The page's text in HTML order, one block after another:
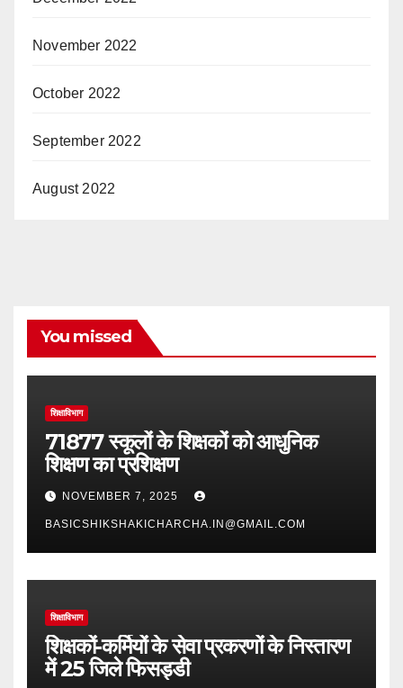
November 2022
October 2022
September 2022
August 2022
You missed
शिक्षाविभाग
71877 स्कूलों के शिक्षकों को आधुनिक
शिक्षण का प्रशिक्षण
NOVEMBER 7, 2025
BASICSHIKSHAKICHARCHA.IN@GMAIL.COM
शिक्षाविभाग
शिक्षकों-कर्मियों के सेवा प्रकरणों के निस्तारण
में 25 जिले फिसड्डी